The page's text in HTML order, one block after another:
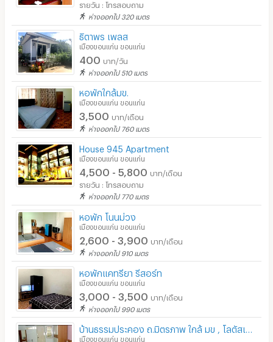
กล้องวงจรปิด (CCTV)
รปภ.
ร้านขายอาหาร
ร้านค้า สะดวกซื้อ
ร้านซัก-รีด / มีบริการเครื่องซักผ้า
ร้านทำผม-เสริมสวย
สถานี charge รถไฟฟ้า
รายวัน : โทรสอบถาม
ห่างออกไป 320 เมตร
ธิตาพร เพลส
เมืองขอนแก่น ขอนแก่น
400 บาท/วัน
ห่างออกไป 510 เมตร
หอพักใกล้มข.
เมืองขอนแก่น ขอนแก่น
3,500 บาท/เดือน
ห่างออกไป 760 เมตร
House 945 Apartment
เมืองขอนแก่น ขอนแก่น
4,500 - 5,800 บาท/เดือน
รายวัน : โทรสอบถาม
ห่างออกไป 770 เมตร
หอพัก โนนม่วง
เมืองขอนแก่น ขอนแก่น
2,600 - 3,900 บาท/เดือน
ห่างออกไป 910 เมตร
หอพักแคทรียา รีสอร์ท
เมืองขอนแก่น ขอนแก่น
3,000 - 3,500 บาท/เดือน
ห่างออกไป 990 เมตร
เมืองขอนแก่น ขอนแก่น